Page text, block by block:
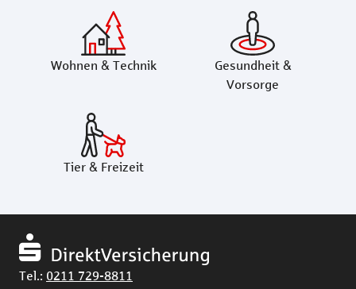
Wohnen & Technik
Gesundheit &
Vorsorge
Tier & Freizeit
Tel.: 0211 729-8811